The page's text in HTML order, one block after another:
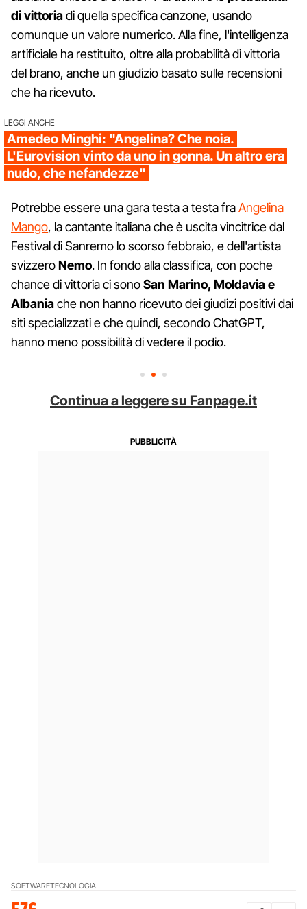
di vittoriadi quella specifica canzone, usando
comunque un valore numerico. Alla fine, l'intelligenza
artificiale ha restituito, oltre alla probabilità di vittoria
del brano, anche un giudizio basato sulle recensioni
che ha ricevuto.
LEGGI ANCHE
Amedeo Minghi: "Angelina? Che noia.
L'Eurovision vinto da uno in gonna. Un altro era
nudo, che nefandezze"
Potrebbe essere una gara testa a testa fraAngelina
Mango, la cantante italiana che è uscita vincitrice dal
Festival di Sanremo lo scorso febbraio, e dell'artista
svizzeroNemo. In fondo alla classifica, con poche
chance di vittoria ci sonoSan Marino, Moldavia e
Albaniache non hanno ricevuto dei giudizi positivi dai
siti specializzati e che quindi, secondo ChatGPT,
hanno meno possibilità di vedere il podio.
Continua a leggere su Fanpage.it
SOFTWARETECNOLOGIA